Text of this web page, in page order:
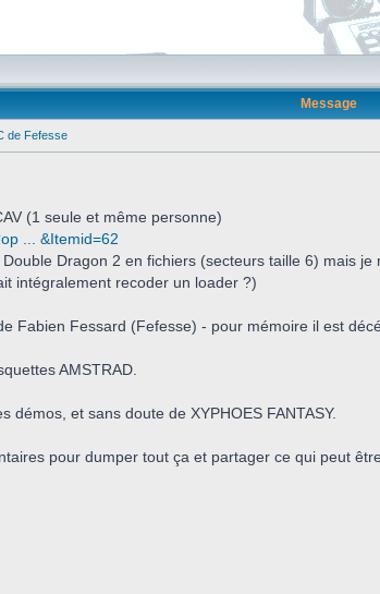
Message
de Fefesse
(1 seule et même personne)
... &Itemid=62
Dragon 2 en fichiers (secteurs taille 6) mais
intégralement recoder un loader ?)
Fabien Fessard (Fefesse) - pour mémoire il est
AMSTRAD.
démos, et sans doute de XYPHOES FANTASY.
pour dumper tout ça et partager ce qui peut